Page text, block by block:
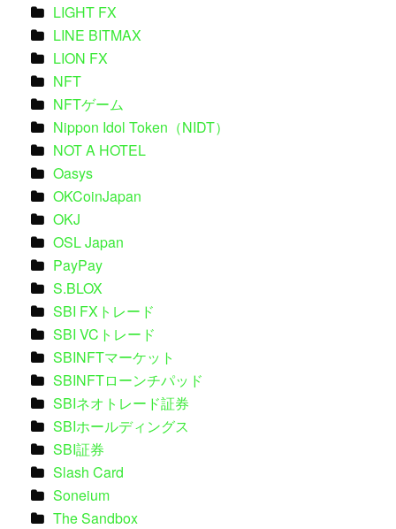
LIGHT FX
LINE BITMAX
LION FX
NFT
NFTゲーム
Nippon Idol Token（NIDT）
NOT A HOTEL
Oasys
OKCoinJapan
OKJ
OSL Japan
PayPay
S.BLOX
SBI FXトレード
SBI VCトレード
SBINFTマーケット
SBINFTローンチパッド
SBIネオトレード証券
SBIホールディングス
SBI証券
Slash Card
Soneium
The Sandbox